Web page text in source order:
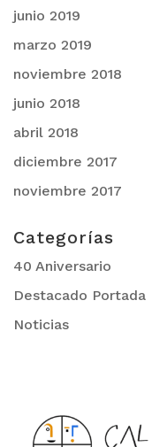
junio 2019
marzo 2019
noviembre 2018
junio 2018
abril 2018
diciembre 2017
noviembre 2017
Categorías
40 Aniversario
Destacado Portada
Noticias